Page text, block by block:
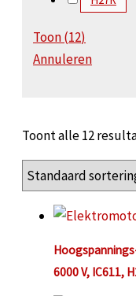
Toon(12)
Annuleren
Toont alle 12
6000 V, IC611,